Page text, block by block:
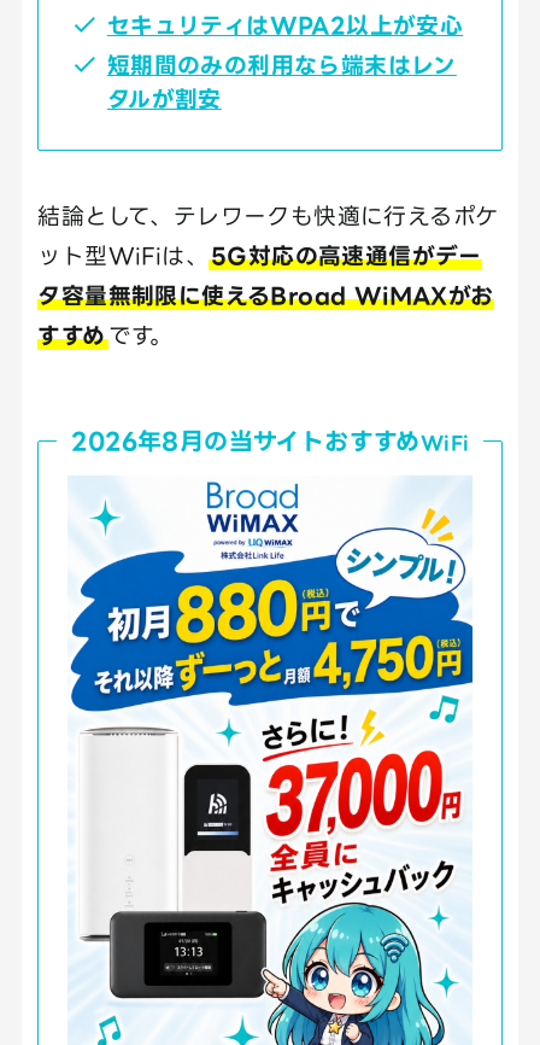
セキュリティはWPA2以上が安心
短期間のみの利用なら端末はレン
タルが割安
結論として、テレワークも快適に行えるポケ
ット型WiFiは、 5G対応の高速通信がデー
タ容量無制限に使えるBroad WiMAXがお
すすめです。
2026年8月の当サイトおすすめWiFi